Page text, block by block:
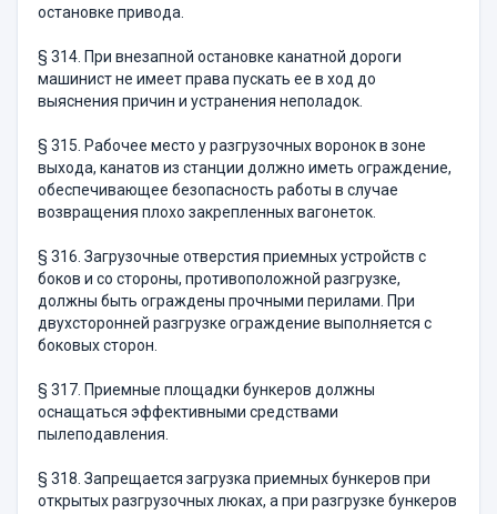
остановке привода.
§ 314. При внезапной остановке канатной дороги
машинист не имеет права пускать ее в ход до
выяснения причин и устранения неполадок.
§ 315. Рабочее место у разгрузочных воронок в зоне
выхода, канатов из станции должно иметь ограждение,
обеспечивающее без­опасность работы в случае
возвращения плохо закрепленных ваго­неток.
§ 316. Загрузочные отверстия приемных устройств с
боков и со стороны, противоположной разгрузке,
должны быть ограждены прочными перилами. При
двухсторонней разгрузке ограждение выполняется с
боковых сторон.
§ 317. Приемные площадки бункеров должны
оснащаться эф­фективными средствами
пылеподавления.
§ 318. Запрещается загрузка приемных бункеров при
открытых разгрузочных люках, а при разгрузке бункеров